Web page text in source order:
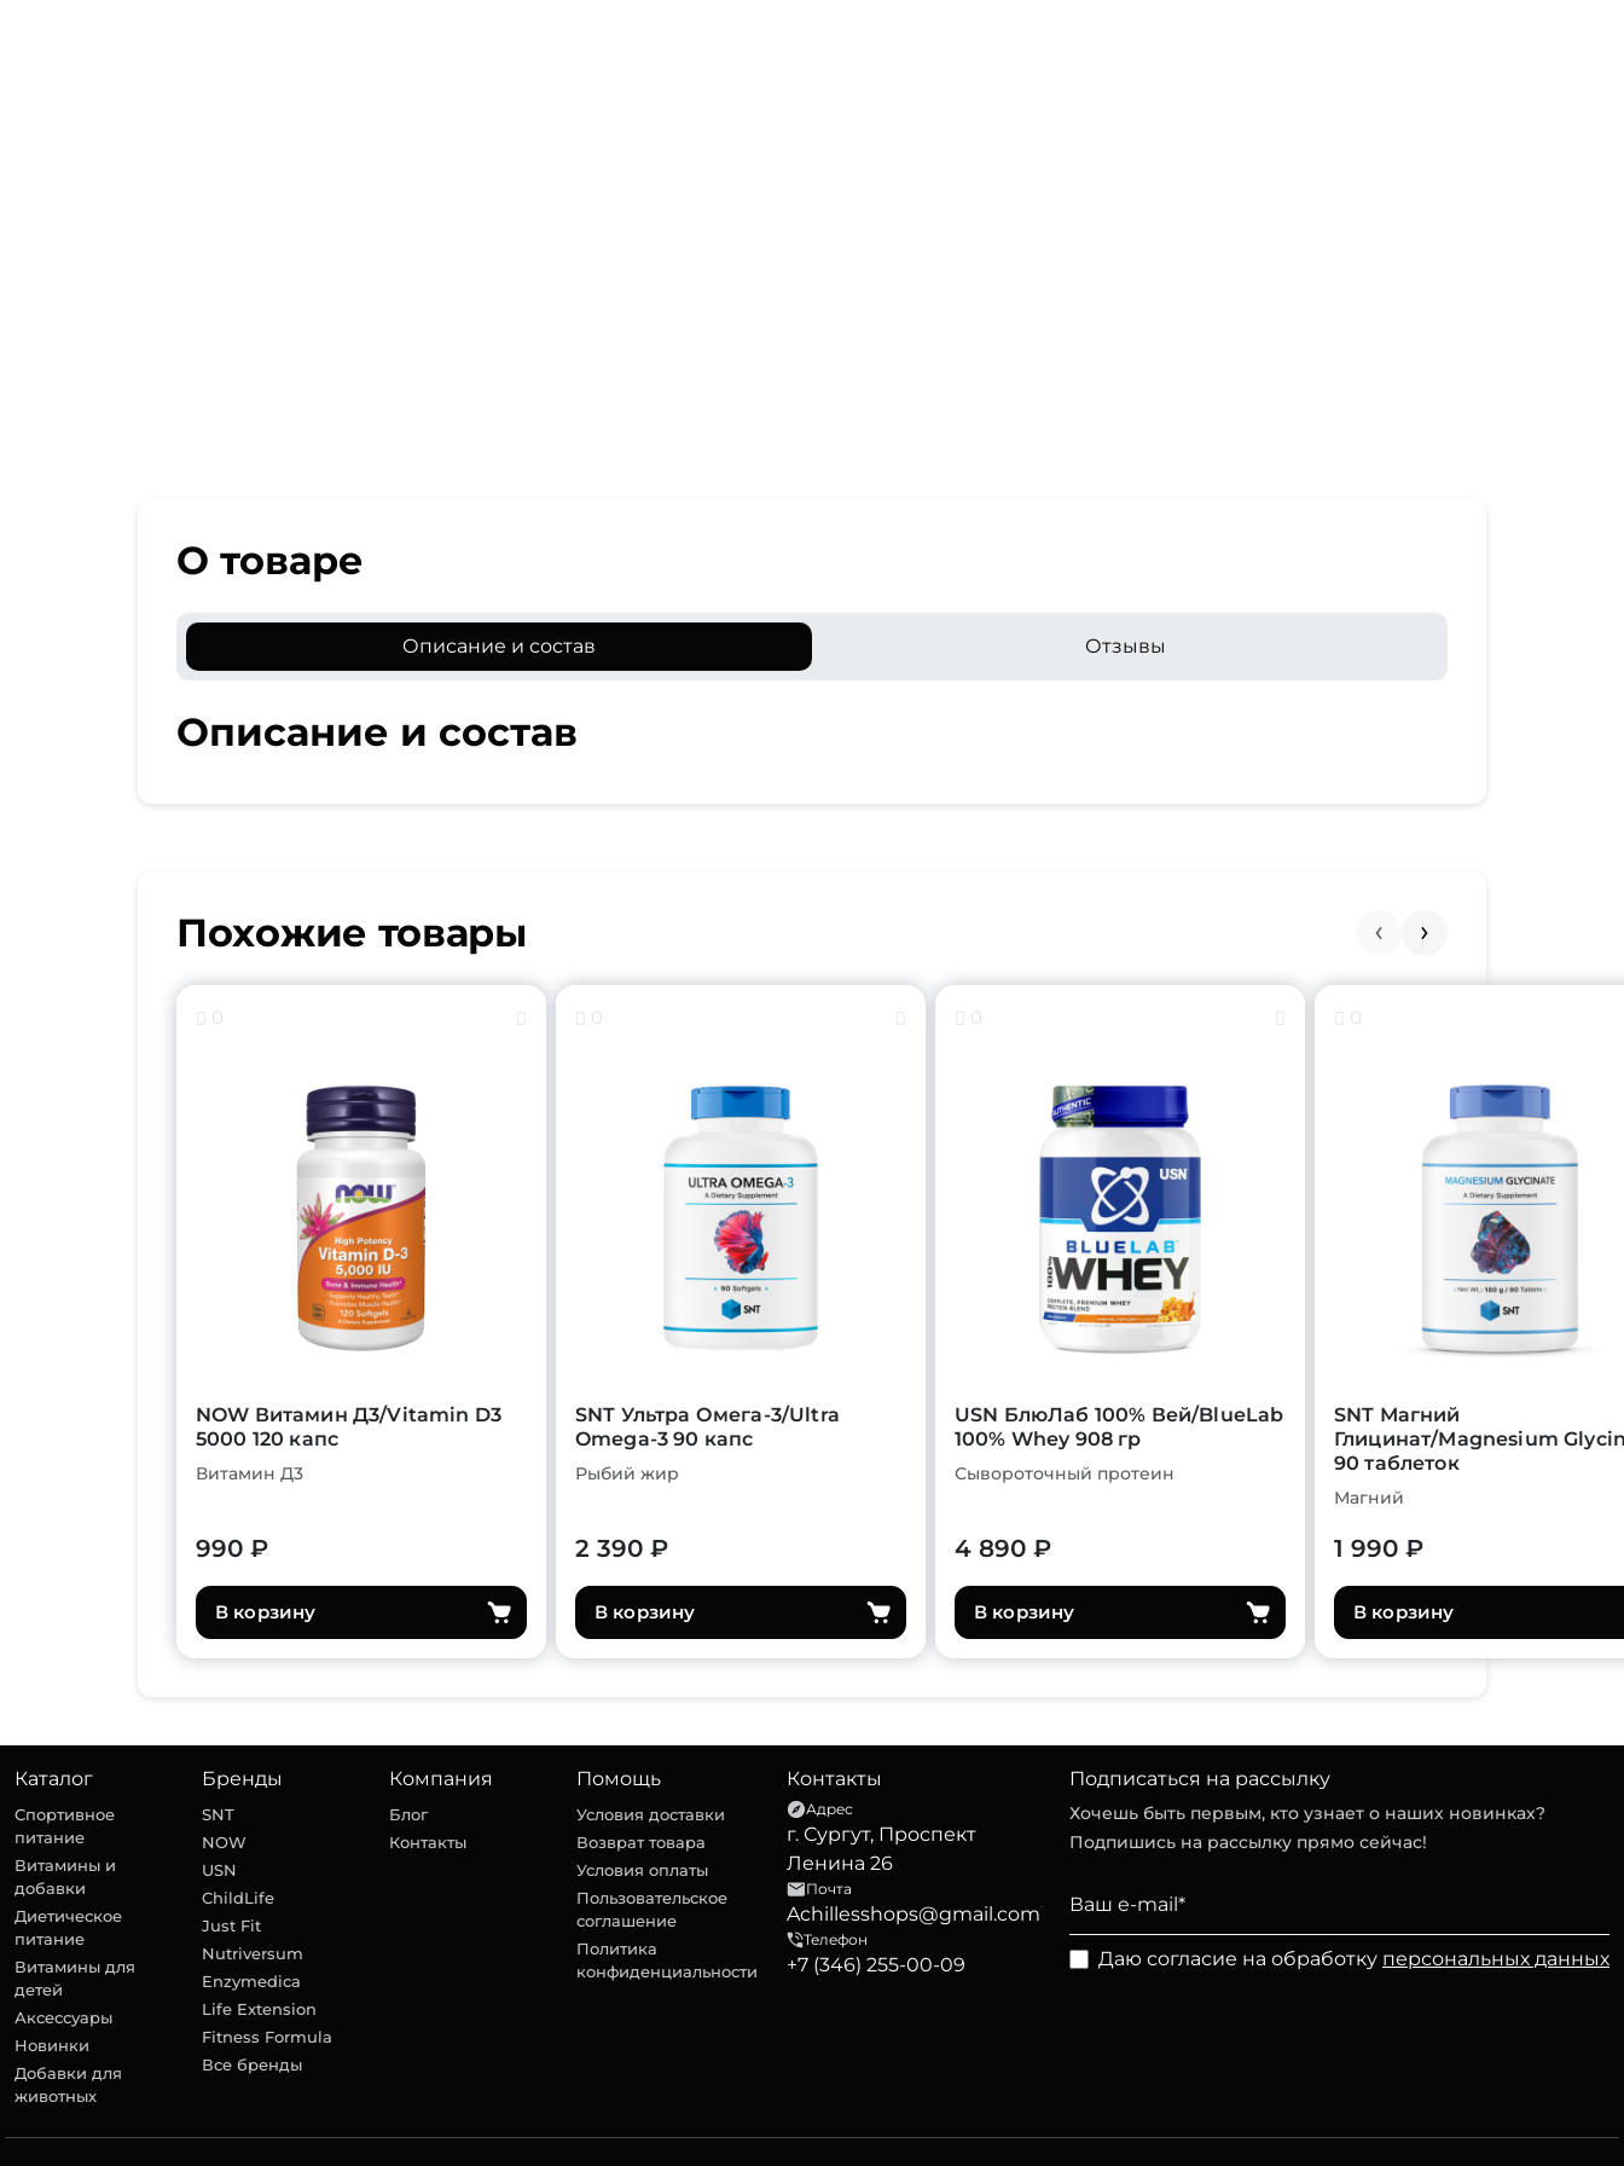
О товаре
Описание и состав Отзывы
Описание и состав
Похожие товары
0
NOW Витамин Д3/Vitamin D3
5000 120 капс
Витамин Д3
990 ₽
В корзину
0
SNT Ультра Омега-3/Ultra
Omega-3 90 капс
Рыбий жир
2 390 ₽
В корзину
0
USN БлюЛаб 100% Вей/BlueLab
100% Whey 908 гр
Сывороточный протеин
4 890 ₽
В корзину
0
SNT Магний
Глицинат/Magnesium
90 таблеток
Магний
1 990 ₽
В корзину
Каталог
Спортивное
питание
Витамины и
добавки
Диетическое
питание
Витамины для
детей
Аксессуары
Новинки
Добавки для
животных
Бренды
SNT
NOW
USN
ChildLife
Just Fit
Nutriversum
Enzymedica
Life Extension
Fitness Formula
Все бренды
Компания
Блог
Контакты
Помощь
Условия доставки
Возврат товара
Условия оплаты
Пользовательское
соглашение
Политика
конфиденциальности
Контакты
Адрес
г. Сургут, Проспект
Ленина 26
Почта
Achillesshops@gmail.com
Телефон
+7 (346) 255-00-09
Подписаться на рассылку
Хочешь быть первым, кто узнает о наших новинках?
Подпишись на рассылку прямо сейчас!
Даю согласие на обработку персональных данных